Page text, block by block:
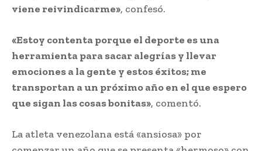
viene reivindicarme», confesó.
«Estoy contenta porque el deporte es una
herramienta para sacar alegrías y llevar
emociones a la gente y estos éxitos; me
transportan a un próximo año en el que espero
que sigan las cosas bonitas», comentó.
La atleta venezolana está «ansiosa» por